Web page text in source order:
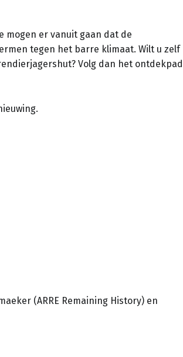
mogen er vanuit gaan dat de
tegen het barre klimaat. Wilt u zelf
Volg dan het ontdekpad
(ARRE Remaining History) en